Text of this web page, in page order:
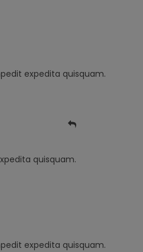
expedita quisquam.
quisquam.
expedita quisquam.